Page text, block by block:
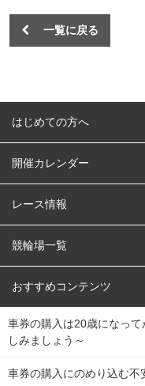
一覧に戻る
はじめての方へ
はじめての方へ
開催カレンダー
競輪
オートレース
競輪くじ
Dokanto!
チャリロトプラザ
レース情報
レース予想
レース結果
キャリーオーバー一覧
競輪場一覧
北日本 函館競輪場
関
東
弥彦競輪場 前橋
おすすめコンテンツ
競輪選手情報
Perfecta Navi
車券の購入は20歳になっ
しみましょう～
車券の購入にのめり込む不